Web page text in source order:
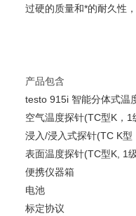
过硬的质量和*的耐久性
产品包含
testo 915i 智能分体式温
空气温度探针(TC型K，1
浸入/浸入式探针(TC K型
表面温度探针(TC型K, 1
便携仪器箱
电池
标定协议